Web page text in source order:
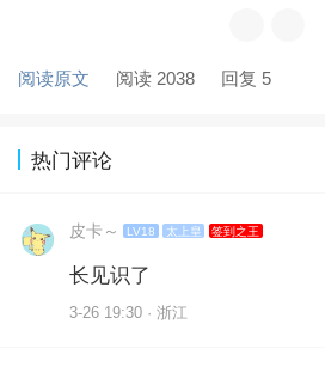
阅读原文 阅读 2038 回复 5
热门评论
皮卡～ LV18 太上皇 签到之王
长见识了
3-26 19:30 · 浙江